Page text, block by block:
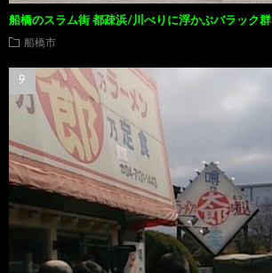
船橋のスラム街 都疎浜/川べりに浮かぶバラック群
船橋市